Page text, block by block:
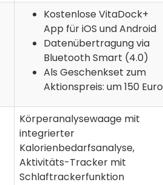
Kostenlose VitaDock+
App für iOS und Android
Datenübertragung via
Bluetooth Smart (4.0)
Als Geschenkset zum
Aktionspreis: um 150 Euro
Körperanalysewaage mit
integrierter
Kalorienbedarfsanalyse,
Aktivitäts-Tracker mit
Schlaftrackerfunktion